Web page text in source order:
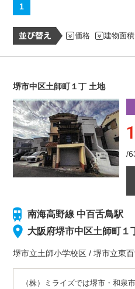
1
価格 建物面積
堺市中区土師町１丁 土地
/
南海高野線 中百舌鳥駅
大阪府堺市中区土師町１
堺市立土師小学校区 /堺市立東
（株）ミライズでは堺市・和泉